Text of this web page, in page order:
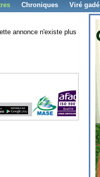
Chroniques Viré gadé
annonce n'existe plus